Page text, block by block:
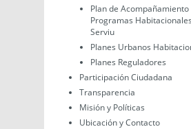
Plan de Acompañamiento
Programas
Serviu
Planes Urbanos
Planes Reguladores
Participación Ciudadana
Transparencia
Misión y Políticas
Ubicación y Contacto